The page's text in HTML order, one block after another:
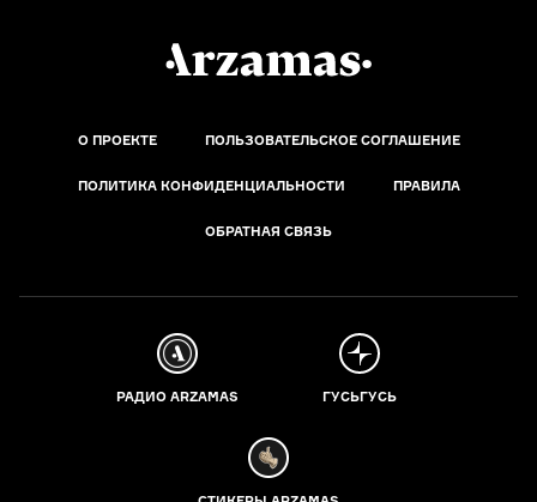
О ПРОЕКТЕ ПОЛЬЗОВАТЕЛЬСКОЕ СОГЛАШЕНИЕ
ПОЛИТИКА КОНФИДЕНЦИАЛЬНОСТИ ПРАВИЛА
ОБРАТНАЯ СВЯЗЬ
РАДИО ARZAMAS ГУСЬГУСЬ